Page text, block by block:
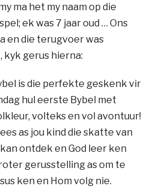
ma het my naam op die
ek was 7 jaar oud … Ons
en die terugvoer was
gerus hierna:
is die perfekte geskenk vir
hul eerste Bybel met
volteks en vol avontuur!
as jou kind die skatte van
ontdek en God leer ken
gerusstelling as om te
ken en Hom volg nie.